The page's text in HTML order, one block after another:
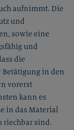
aufnimmt. Die
und
sowie eine
und
die
Betätigung in den
vorerst
kann es
in das Material
riechbar sind.